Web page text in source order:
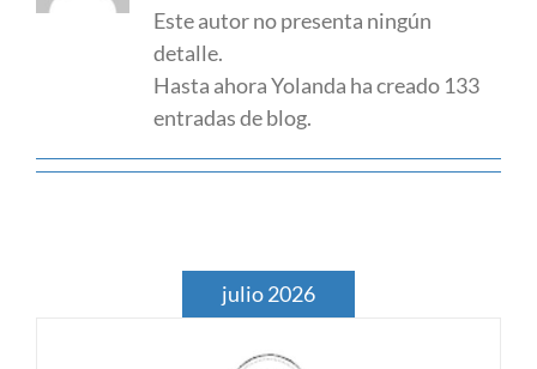
Este autor no presenta ningún
detalle.
Hasta ahora Yolanda ha creado 133
entradas de blog.
julio 2026